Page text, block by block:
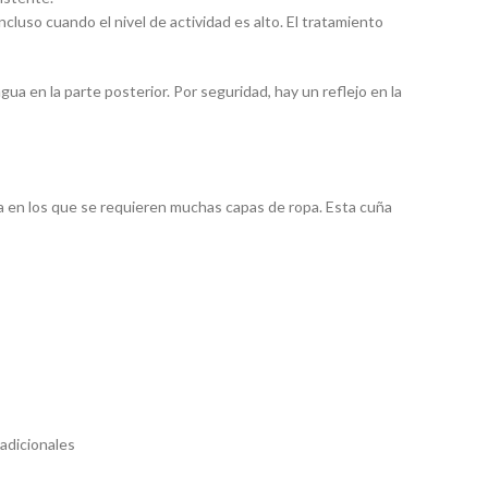
cuando el nivel de actividad es alto. El tratamiento
en la parte posterior. Por seguridad, hay un reflejo en la
los que se requieren muchas capas de ropa. Esta cuña